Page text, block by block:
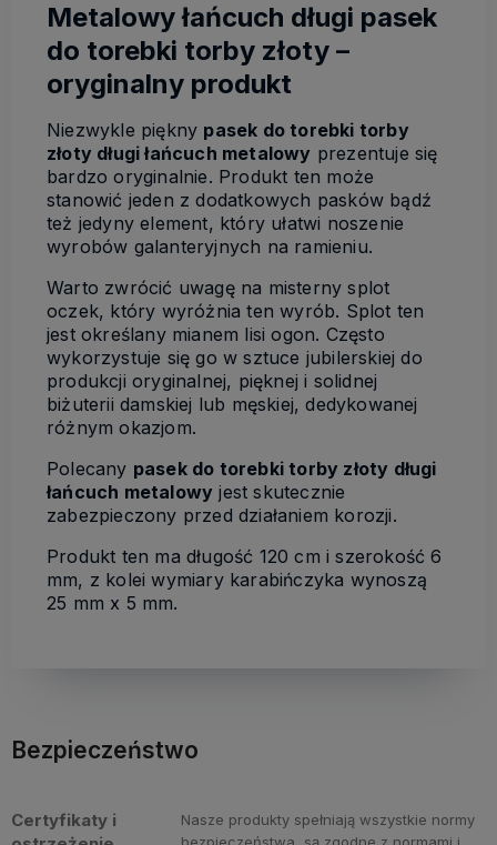
Metalowy łańcuch długi pasek
do torebki torby złoty –
oryginalny produkt
Niezwykle piękny pasek do torebki torby
złoty długi łańcuch metalowy prezentuje się
bardzo oryginalnie. Produkt ten może
stanowić jeden z dodatkowych pasków bądź
też jedyny element, który ułatwi noszenie
wyrobów galanteryjnych na ramieniu.
Warto zwrócić uwagę na misterny splot
oczek, który wyróżnia ten wyrób. Splot ten
jest określany mianem lisi ogon. Często
wykorzystuje się go w sztuce jubilerskiej do
produkcji oryginalnej, pięknej i solidnej
biżuterii damskiej lub męskiej, dedykowanej
różnym okazjom.
Polecany pasek do torebki torby złoty długi
łańcuch metalowy jest skutecznie
zabezpieczony przed działaniem korozji.
Produkt ten ma długość 120 cm i szerokość 6
mm, z kolei wymiary karabińczyka wynoszą
25 mm x 5 mm.
Bezpieczeństwo
Certyfikaty i
Nasze produkty spełniają wszystkie normy